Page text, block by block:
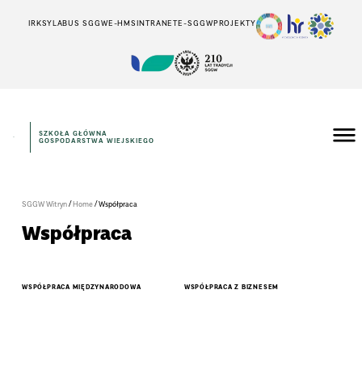
IRKSYLABUS SGGWE-HMSINTRANETE-SGGWPROJEKTY
SZKOŁA GŁÓWNA
GOSPODARSTWA WIEJSKIEGO
SGGW Witryn/Home/Współpraca
Współpraca
WSPÓŁPRACA MIĘDZYNARODOWA WSPÓŁPRACA Z BIZNESEM